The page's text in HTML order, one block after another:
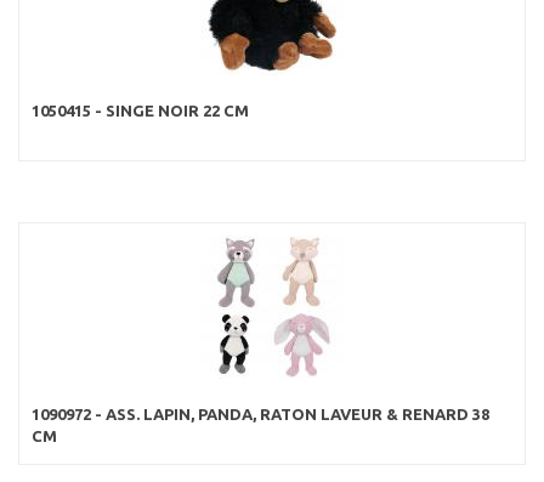
1050415 - SINGE NOIR 22 CM
1090972 - ASS. LAPIN, PANDA, RATON LAVEUR & RENARD 38
CM